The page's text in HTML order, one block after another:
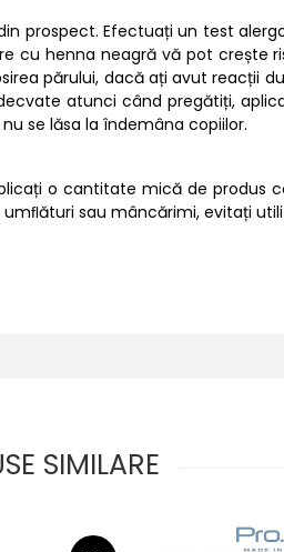
prospect. Efectuați un test
cu henna neagră vă pot crește
părului, dacă ați avut reacții
atunci când pregătiți,
se lăsa la îndemâna copiilor.
o cantitate mică de produs
sau mâncărimi, evitați
SIMILARE